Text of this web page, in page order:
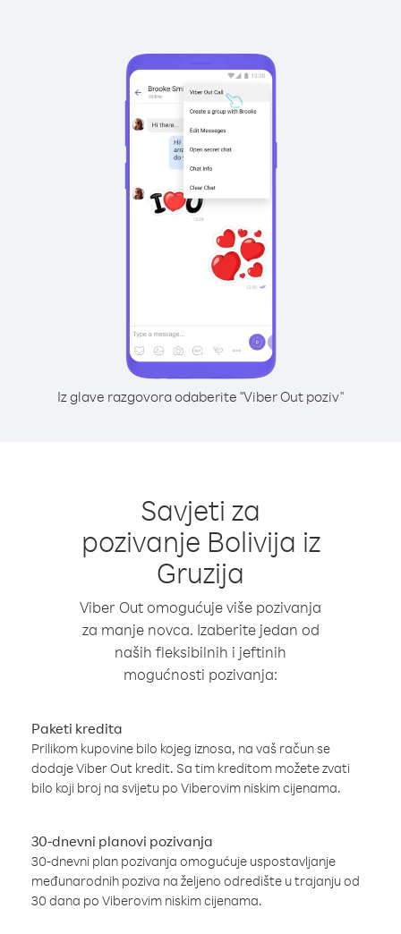
Iz glave razgovora odaberite "Viber Out poziv"
Savjeti za
pozivanje Bolivija iz
Gruzija
Viber Out omogućuje više pozivanja
za manje novca. Izaberite jedan od
naših fleksibilnih i jeftinih
mogućnosti pozivanja:
Paketi kredita
Prilikom kupovine bilo kojeg iznosa, na vaš račun se
dodaje Viber Out kredit. Sa tim kreditom možete zvati
bilo koji broj na svijetu po Viberovim niskim cijenama.
30-dnevni planovi pozivanja
30-dnevni plan pozivanja omogućuje uspostavljanje
međunarodnih poziva na željeno odredište u trajanju od
30 dana po Viberovim niskim cijenama.